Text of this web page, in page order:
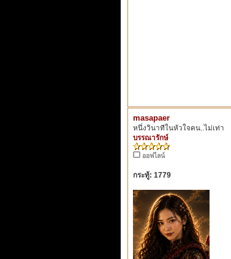
masapaer
หนึ่งวินาทีในหัวใจคน..ไม่เท่า
บรรณารักษ์
ออฟไลน์
กระทู้: 1779